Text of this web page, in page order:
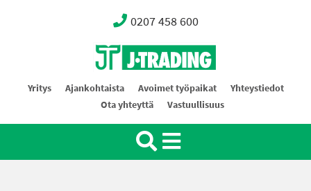
0207 458 600
Oy J-Trading Ab
Yritys Ajankohtaista Avoimet työpaikat
Yhteystiedot
Ota yhteyttä
Vastuullisuus